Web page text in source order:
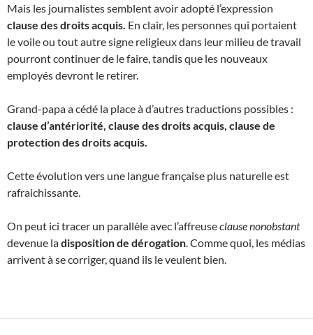
Mais les journalistes semblent avoir adopté l’expression
clause des droits acquis. En clair, les personnes qui portaient
le voile ou tout autre signe religieux dans leur milieu de travail
pourront continuer de le faire, tandis que les nouveaux
employés devront le retirer.
Grand-papa a cédé la place à d’autres traductions possibles :
clause d’antériorité, clause des droits acquis, clause de
protection des droits acquis.
Cette évolution vers une langue française plus naturelle est
rafraichissante.
On peut ici tracer un parallèle avec l’affreuseclause nonobstant
devenue ladisposition de dérogation . Comme quoi, les médias
arrivent à se corriger, quand ils le veulent bien.